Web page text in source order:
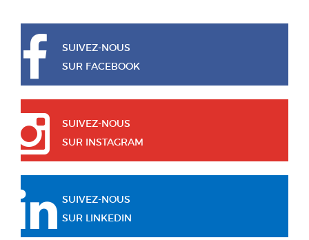
SUIVEZ-NOUS
SUR FACEBOOK
SUIVEZ-NOUS
SUR INSTAGRAM
SUIVEZ-NOUS
SUR LINKEDIN